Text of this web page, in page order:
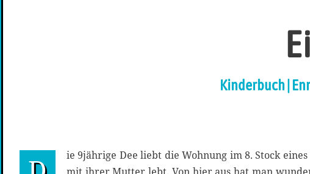
Kinderbuch |
ie 9jährige Dee liebt die Wohnung im 8. Stock eines